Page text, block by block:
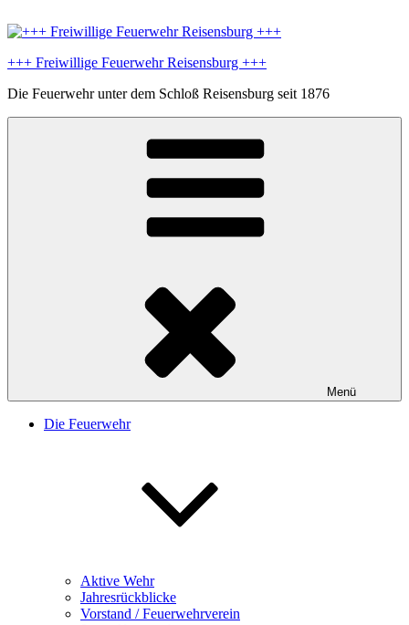
Inhalt
+++ Freiwillige Feuerwehr Reisensburg +++
Die Feuerwehr unter dem Schloß Reisensburg seit 1876
Menü
Die Feuerwehr
Aktive Wehr
Jahresrückblicke
Vorstand / Feuerwehrverein